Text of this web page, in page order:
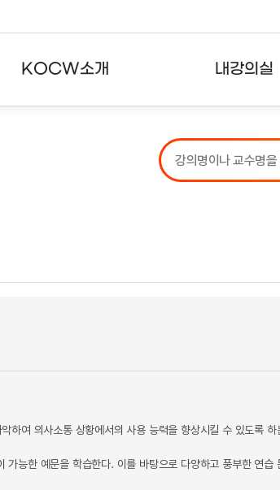
KOCW소개 내강의실
강의리스트
수강확인증강
하여 의사소통 상황에서의 사용 능력을 향상시킬 수 있도록
능한 예문을 학습한다. 이를 바탕으로 다양하고 풍부한 연습